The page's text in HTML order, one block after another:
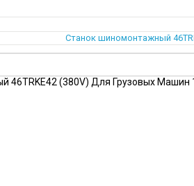
46TRKE42 (380V) Для Грузовых Машин